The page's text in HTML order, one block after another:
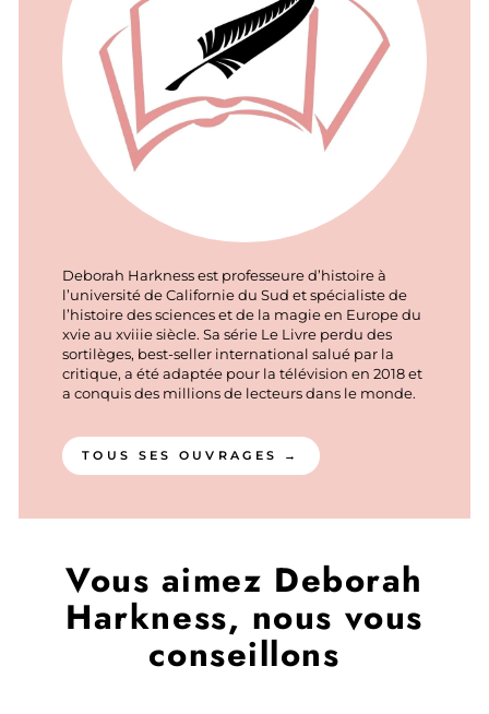
Deborah Harkness est professeure d’histoire à
l’université de Californie du Sud et spécialiste de
l’histoire des sciences et de la magie en Europe du
xvie au xviiie siècle. Sa série Le Livre perdu des
sortilèges, best-seller international salué par la
critique, a été adaptée pour la télévision en 2018 et
a conquis des millions de lecteurs dans le monde.
TOUS SES OUVRAGES →
Vous aimez Deborah
Harkness, nous vous
conseillons